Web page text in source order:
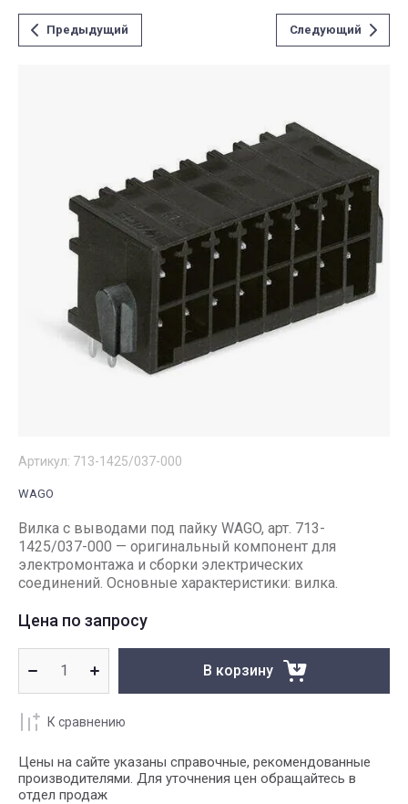
Предыдущий Следующий
Артикул: 713-1425/037-000
WAGO
Вилка с выводами под пайку WAGO, арт. 713-
1425/037-000 — оригинальный компонент для
электромонтажа и сборки электрических
соединений. Основные характеристики: вилка.
Цена по запросу
В корзину
К сравнению
Цены на сайте указаны справочные, рекомендованные
производителями. Для уточнения цен обращайтесь в
отдел продаж